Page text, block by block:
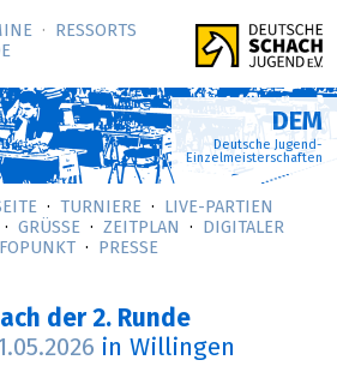
RESSORTS
DEM
Deutsche Jugend-
Einzelmeisterschaften
TURNIERE
LIVE-PARTIEN
GRÜSSE ZEITPLAN
DIGITALER
PRESSE
der 2. Runde
in Willingen